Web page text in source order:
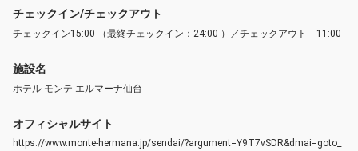
チェックイン/チェックアウト
チェックイン15:00 （最終チェックイン：24:00 ）／チェックアウト 11:00
施設名
ホテル モンテ エルマーナ仙台
オフィシャルサイト
https://www.monte-hermana.jp/sendai/?argument=Y9T7vSDR&dmai=goto_